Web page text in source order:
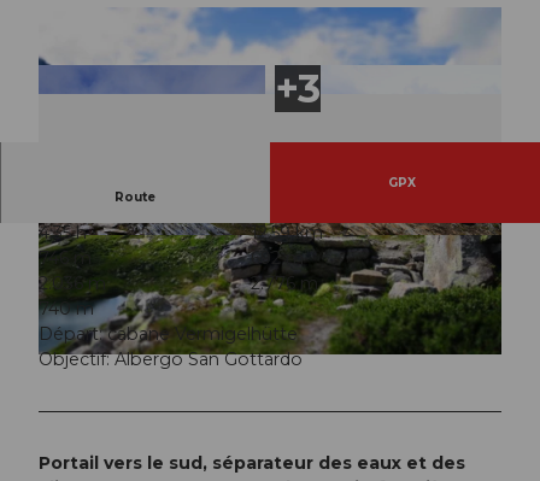
© Sanna Laurén/ Markus Fehlmann, Verein Urner Wanderwege |
© Markus Fehlmann, Verein Urner Wanderwege
|CC-BY
© Markus Fehlmann, Verein Urner Wanderwege
|CC-BY
Route
GPX
4:35 h
12,59 km
746 m
692 m
2.036 m
2.776 m
740 m
Départ: cabane Vermigelhütte
Objectif: Albergo San Gottardo
Portail vers le sud, séparateur des eaux et des